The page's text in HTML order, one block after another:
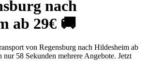
nach
ab 29€ 🚚
von Regensburg nach Hildesheim ab
58 Sekunden mehrere Angebote. Jetzt